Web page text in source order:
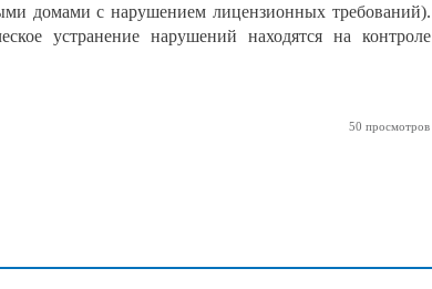
домами с нарушением лицензионных требований).
устранение нарушений находятся на контроле
50 просмотров